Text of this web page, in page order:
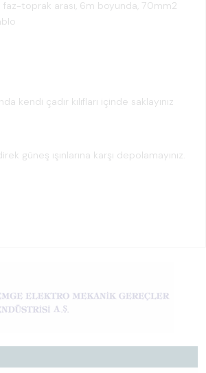
toprak arası, 6m boyunda, 70mm2
kendi çadır kılıfları içinde saklayınız
güneş ışınlarına karşı depolamayınız.